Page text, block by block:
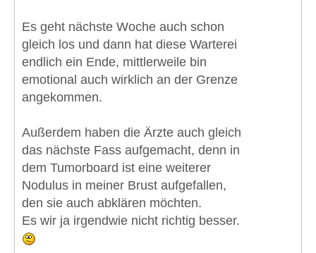
Es geht nächste Woche auch schon
gleich los und dann hat diese Warterei
endlich ein Ende, mittlerweile bin
emotional auch wirklich an der Grenze
angekommen.
Außerdem haben die Ärzte auch gleich
das nächste Fass aufgemacht, denn in
dem Tumorboard ist eine weiterer
Nodulus in meiner Brust aufgefallen,
den sie auch abklären möchten.
Es wir ja irgendwie nicht richtig besser.